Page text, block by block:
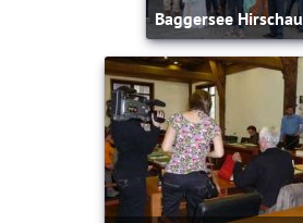
Baggersee Hirschau